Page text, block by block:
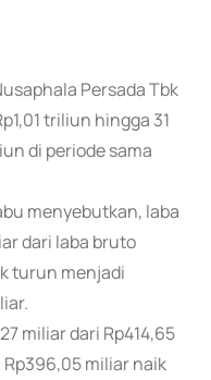
Persada Tbk
triliun hingga 31
di periode sama
menyebutkan, laba
dari laba bruto
turun menjadi
miliar dari Rp414,65
miliar naik